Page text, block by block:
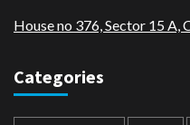
House no 376, Sector 15 A,
Categories